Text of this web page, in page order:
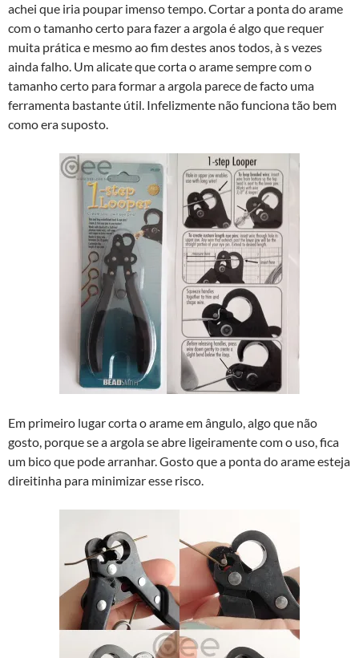
achei que iria poupar imenso tempo. Cortar a ponta do arame
com o tamanho certo para fazer a argola é algo que requer
muita prática e mesmo ao fim destes anos todos, à s vezes
ainda falho. Um alicate que corta o arame sempre com o
tamanho certo para formar a argola parece de facto uma
ferramenta bastante útil. Infelizmente não funciona tão bem
como era suposto.
Em primeiro lugar corta o arame em ângulo, algo que não
gosto, porque se a argola se abre ligeiramente com o uso, fica
um bico que pode arranhar. Gosto que a ponta do arame esteja
direitinha para minimizar esse risco.